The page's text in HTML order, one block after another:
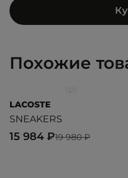
Похожие
LACOSTE
SNEAKERS
19 980 ₽
15 984 ₽